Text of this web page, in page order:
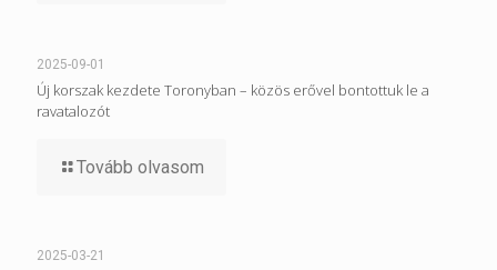
2025-09-01
Új korszak kezdete Toronyban – közös erővel bontottuk le a
ravatalozót
Tovább olvasom
2025-03-21